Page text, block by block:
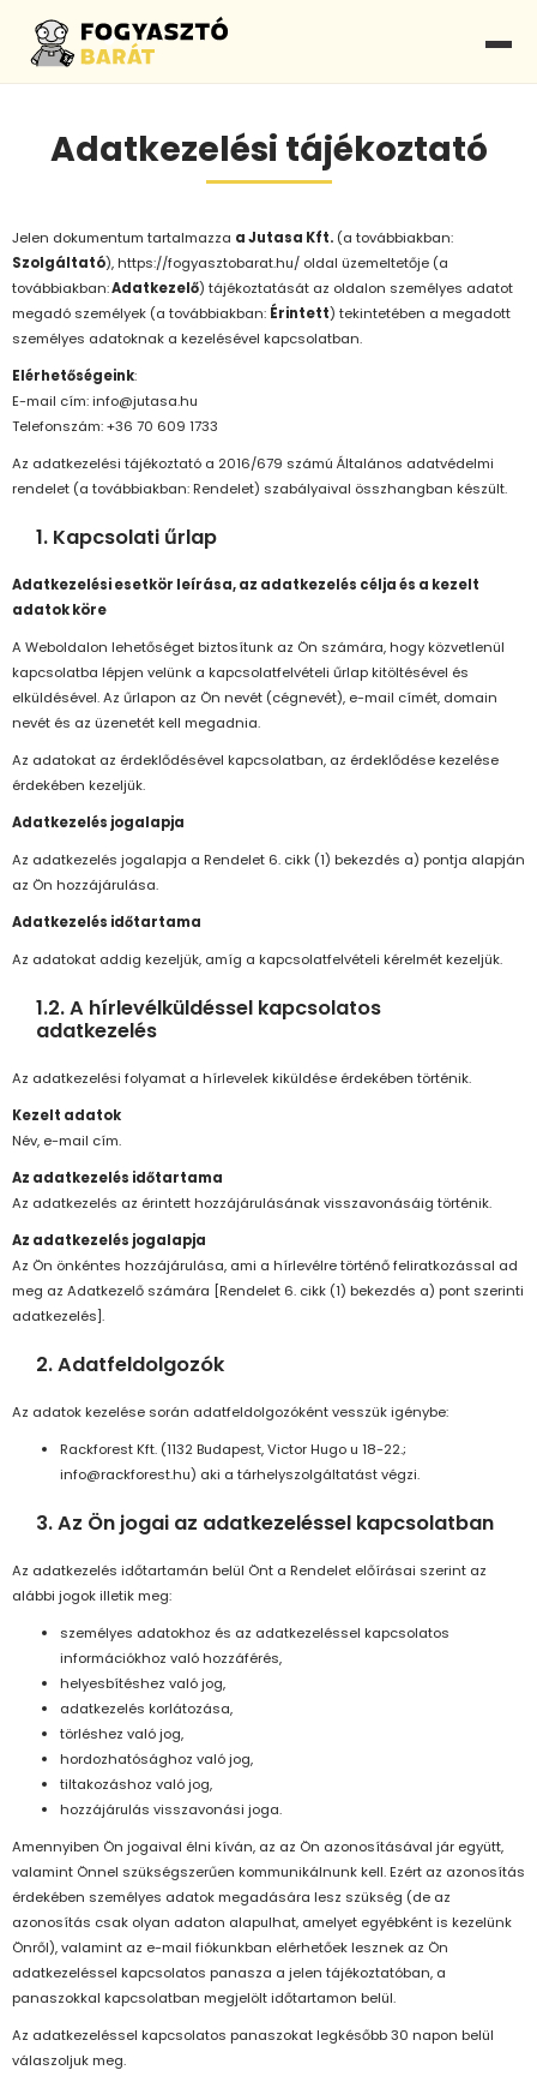
Adatkezelési tájékoztató
Jelen dokumentum tartalmazza a Jutasa Kft. (a továbbiakban:
Szolgáltató), https://fogyasztobarat.hu/ oldal üzemeltetője (a
továbbiakban:Adatkezelő) tájékoztatását az oldalon személyes adatot
megadó személyek (a továbbiakban: Érintett) tekintetében a megadott
személyes adatoknak a kezelésével kapcsolatban.
Elérhetőségeink:
E-mail cím: info@jutasa.hu
Telefonszám: +36 70 609 1733
Az adatkezelési tájékoztató a 2016/679 számú Általános adatvédelmi
rendelet (a továbbiakban: Rendelet) szabályaival összhangban készült.
1. Kapcsolati űrlap
Adatkezelési esetkör leírása, az adatkezelés célja és a kezelt
adatok köre
A Weboldalon lehetőséget biztosítunk az Ön számára, hogy közvetlenül
kapcsolatba lépjen velünk a kapcsolatfelvételi űrlap kitöltésével és
elküldésével. Az űrlapon az Ön nevét (cégnevét), e-mail címét, domain
nevét és az üzenetét kell megadnia.
Az adatokat az érdeklődésével kapcsolatban, az érdeklődése kezelése
érdekében kezeljük.
Adatkezelés jogalapja
Az adatkezelés jogalapja a Rendelet 6. cikk (1) bekezdés a) pontja alapján
az Ön hozzájárulása.
Adatkezelés időtartama
Az adatokat addig kezeljük, amíg a kapcsolatfelvételi kérelmét kezeljük.
1.2. A hírlevélküldéssel kapcsolatos
adatkezelés
Az adatkezelési folyamat a hírlevelek kiküldése érdekében történik.
Kezelt adatok
Név, e-mail cím.
Az adatkezelés időtartama
Az adatkezelés az érintett hozzájárulásának visszavonásáig történik.
Az adatkezelés jogalapja
Az Ön önkéntes hozzájárulása, ami a hírlevélre történő feliratkozással ad
meg az Adatkezelő számára [Rendelet 6. cikk (1) bekezdés a) pont szerinti
adatkezelés].
2. Adatfeldolgozók
Az adatok kezelése során adatfeldolgozóként vesszük igénybe:
Rackforest Kft. (1132 Budapest, Victor Hugo u 18-22.;
info@rackforest.hu) aki a tárhelyszolgáltatást végzi.
3. Az Ön jogai az adatkezeléssel kapcsolatban
Az adatkezelés időtartamán belül Önt a Rendelet előírásai szerint az
alábbi jogok illetik meg:
személyes adatokhoz és az adatkezeléssel kapcsolatos
információkhoz való hozzáférés,
helyesbítéshez való jog,
adatkezelés korlátozása,
törléshez való jog,
hordozhatósághoz való jog,
tiltakozáshoz való jog,
hozzájárulás visszavonási joga.
Amennyiben Ön jogaival élni kíván, az az Ön azonosításával jár együtt,
valamint Önnel szükségszerűen kommunikálnunk kell. Ezért az azonosítás
érdekében személyes adatok megadására lesz szükség (de az
azonosítás csak olyan adaton alapulhat, amelyet egyébként is kezelünk
Önről), valamint az e-mail fiókunkban elérhetőek lesznek az Ön
adatkezeléssel kapcsolatos panasza a jelen tájékoztatóban, a
panaszokkal kapcsolatban megjelölt időtartamon belül.
Az adatkezeléssel kapcsolatos panaszokat legkésőbb 30 napon belül
válaszoljuk meg.